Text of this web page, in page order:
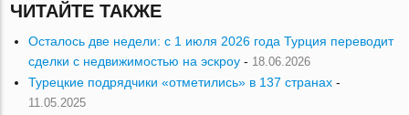
ЧИТАЙТЕ ТАКЖЕ
Осталось две недели: с 1 июля 2026 года Турция переводит
сделки с недвижимостью на эскроу - 18.06.2026
Турецкие подрядчики «отметились» в 137 странах -
11.05.2025